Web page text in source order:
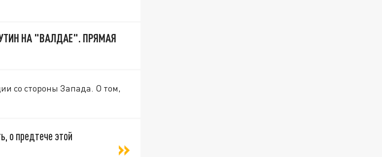
НА "ВАЛДАЕ". ПРЯМАЯ
со стороны Запада. О том,
о предтече этой